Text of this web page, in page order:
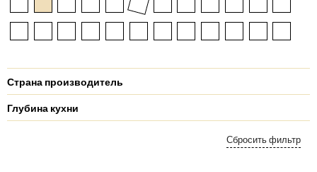
Страна производитель
Глубина кухни